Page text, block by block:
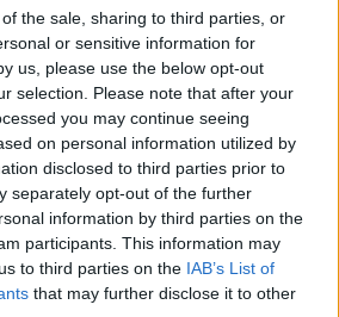
the sale, sharing to third parties, or
or sensitive information for
us, please use the below opt-out
selection. Please note that after your
you may continue seeing
on personal information utilized by
disclosed to third parties prior to
separately opt-out of the further
information by third parties on the
participants. This information may
to third parties on the IAB’s List of
that may further disclose it to other